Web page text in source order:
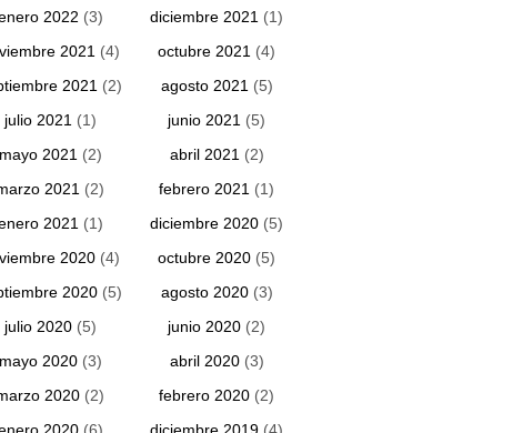
2022 (3) diciembre 2021 (1)
2021 (4) octubre 2021 (4)
2021 (2) agosto 2021 (5)
julio 2021 (1) junio 2021 (5)
mayo 2021 (2) abril 2021 (2)
2021 (2) febrero 2021 (1)
2021 (1) diciembre 2020 (5)
2020(4) octubre 2020 (5)
2020(5) agosto 2020(3)
julio 2020(5) junio 2020 (2)
mayo 2020(3) abril 2020(3)
2020 (2) febrero 2020 (2)